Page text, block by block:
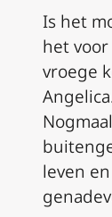
Is het
het
vroege
leven